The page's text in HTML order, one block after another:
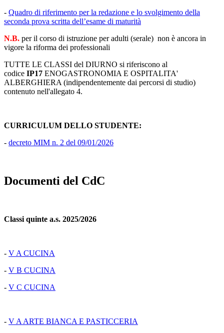
- Quadro di riferimento per la redazione e lo svolgimento della
seconda prova scritta dell’esame di maturità
N.B. per il corso di istruzione per adulti (serale) non è ancora in
vigore la riforma dei professionali
TUTTE LE CLASSI del DIURNO si riferiscono al
codice IP17 ENOGASTRONOMIA E OSPITALITA'
ALBERGHIERA (indipendentemente dai percorsi di studio)
contenuto nell'allegato 4.
CURRICULUM DELLO STUDENTE:
- decreto MIM n. 2 del 09/01/2026
Documenti del CdC
Classi quinte a.s. 2025/2026
- V A CUCINA
- V B CUCINA
- V C CUCINA
- V A ARTE BIANCA E PASTICCERIA